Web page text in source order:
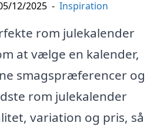
12/2025 - Inspiration
rom julekalender
at vælge en kalender,
smagspræferencer og
rom julekalender
variation og pris, så